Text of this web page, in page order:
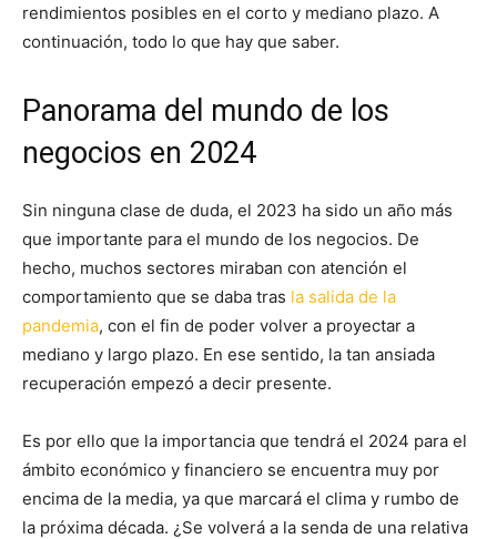
rendimientos posibles en el corto y mediano plazo. A
continuación, todo lo que hay que saber.
Panorama del mundo de los
negocios en 2024
Sin ninguna clase de duda, el 2023 ha sido un año más
que importante para el mundo de los negocios. De
hecho, muchos sectores miraban con atención el
comportamiento que se daba tras la salida de la
pandemia, con el fin de poder volver a proyectar a
mediano y largo plazo. En ese sentido, la tan ansiada
recuperación empezó a decir presente.
Es por ello que la importancia que tendrá el 2024 para el
ámbito económico y financiero se encuentra muy por
encima de la media, ya que marcará el clima y rumbo de
la próxima década. ¿Se volverá a la senda de una relativa